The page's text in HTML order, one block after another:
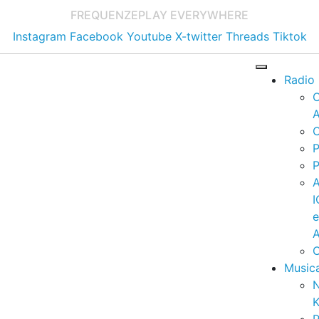
FREQUENZEPLAY EVERYWHERE
Instagram Facebook Youtube X-twitter Threads Tiktok
Radio
e